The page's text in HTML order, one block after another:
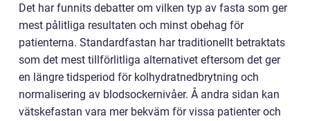
Det har funnits debatter om vilken typ av fasta som ger
mest pålitliga resultaten och minst obehag för
patienterna. Standardfastan har traditionellt betraktats
som det mest tillförlitliga alternativet eftersom det ger
en längre tidsperiod för kolhydratnedbrytning och
normalisering av blodsockernivåer. Å andra sidan kan
vätskefastan vara mer bekväm för vissa patienter och